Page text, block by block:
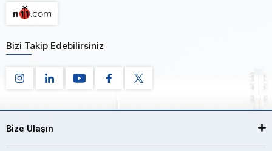
Bizi Takip Edebilirsiniz
Bize Ulaşın